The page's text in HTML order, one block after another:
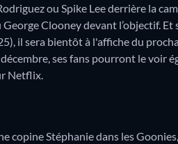
ou Spike Lee derrière la
Clooney devant l’objectif.
il sera bientôt à l'affiche du
décembre, ses fans pourront le voir
Netflix.
copine Stéphanie dans les